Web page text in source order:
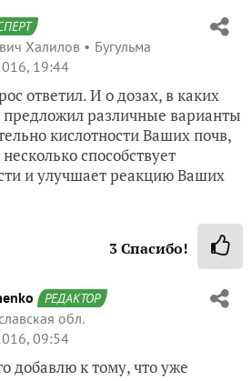
Халилов
Бугульма
19:44
ответил. И о дозах, в каких
различные варианты
кислотности Ваших почв,
способствует
и улучшает реакцию Ваших
3Спасибо!
РЕДАКТОР
обл.
09:54
добавлю к тому, что уже